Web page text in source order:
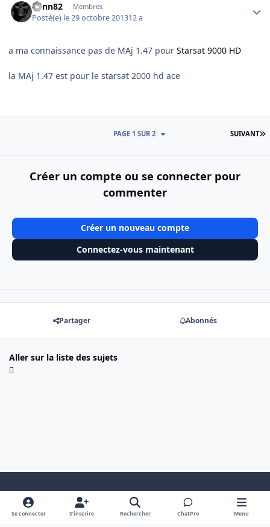
benn82 Membres
Posté(e) le 29 octobre 201312 a
a ma connaissance pas de MAj 1.47 pour Starsat 9000 HD
la MAj 1.47 est pour le starsat 2000 hd ace
SUIVANT
PAGE 1 SUR 2
Créer un compte ou se connecter pour
commenter
Créer un nouveau compte
Connectez-vous maintenant
Partager Abonnés
Aller sur la liste des sujets
Mode clairDark ModeSystem Preference
Se connecter S’inscrire Rechercher ChatPro Menu